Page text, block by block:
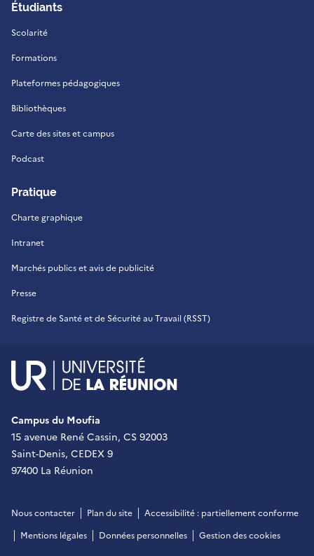
Étudiants
Scolarité
Formations
Plateformes pédagogiques
Bibliothèques
Carte des sites et campus
Podcast
Pratique
Charte graphique
Intranet
Marchés publics et avis de publicité
Presse
Registre de Santé et de Sécurité au Travail (RSST)
Campus du Moufia
15 avenue René Cassin, CS 92003
Saint-Denis, CEDEX 9
97400 La Réunion
Nous contacter Plan du site
Accessibilité : partiellement conforme
Mentions légales
Données personnelles Gestion des cookies